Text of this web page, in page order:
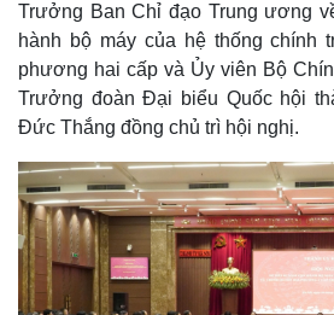
Trưởng Ban Chỉ đạo Trung ương
hành bộ máy của hệ thống chính
phương hai cấp và Ủy viên Bộ
Trưởng đoàn Đại biểu Quốc hội
Đức Thắng đồng chủ trì hội nghị.